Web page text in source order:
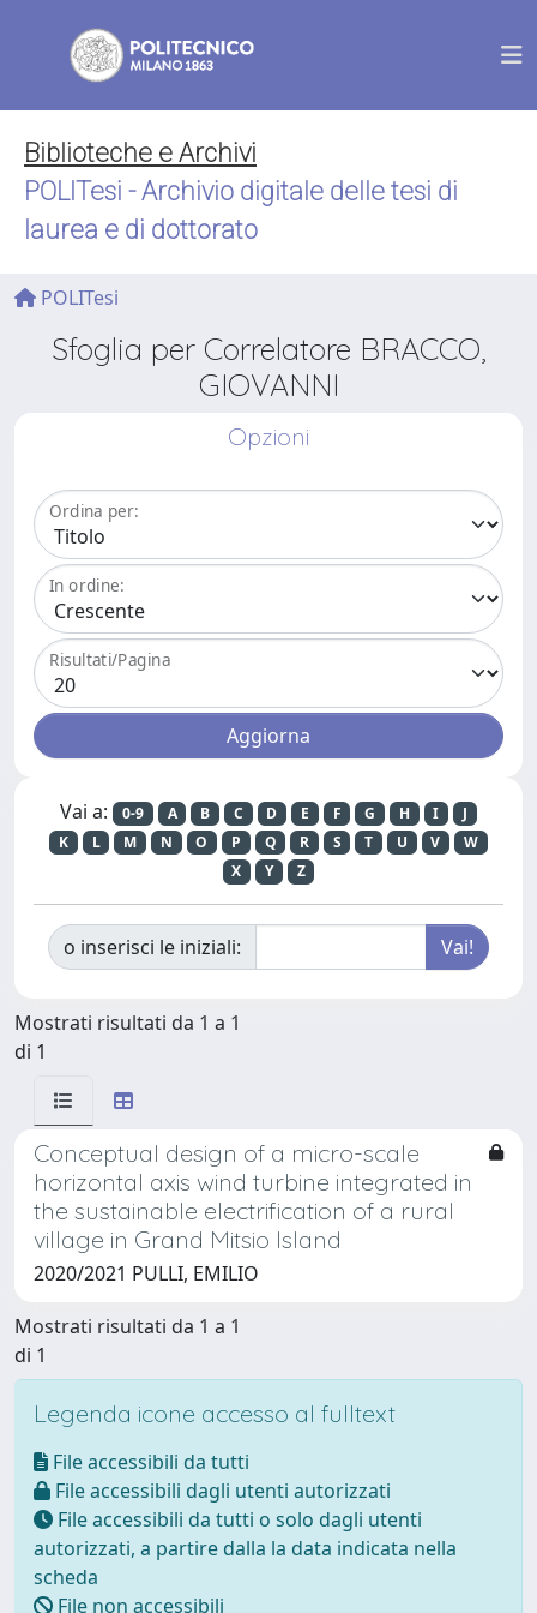
Biblioteche e Archivi
POLITesi - Archivio digitale delle tesi di
laurea e di dottorato
POLITesi
Sfoglia per Correlatore BRACCO,
GIOVANNI
Opzioni
Ordina per:
In ordine:
Risultati/Pagina
Vai a: 0-9 A B C D E F G H I
J
K
L M N O P Q R S T U V
W
X
Y Z
o inserisci le iniziali:
Mostrati risultati da 1 a 1
di 1
Conceptual design of a micro-scale
horizontal axis wind turbine integrated in
the sustainable electrification of a rural
village in Grand Mitsio Island
2020/2021 PULLI, EMILIO
Mostrati risultati da 1 a 1
di 1
Legenda icone accesso al fulltext
File accessibili da tutti
File accessibili dagli utenti autorizzati
File accessibili da tutti o solo dagli utenti
autorizzati, a partire dalla la data indicata nella
scheda
File non accessibili